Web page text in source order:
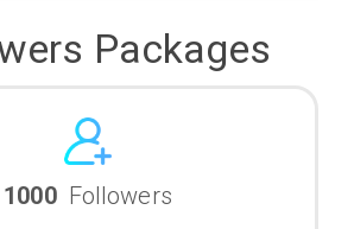
Packages
1000 Followers